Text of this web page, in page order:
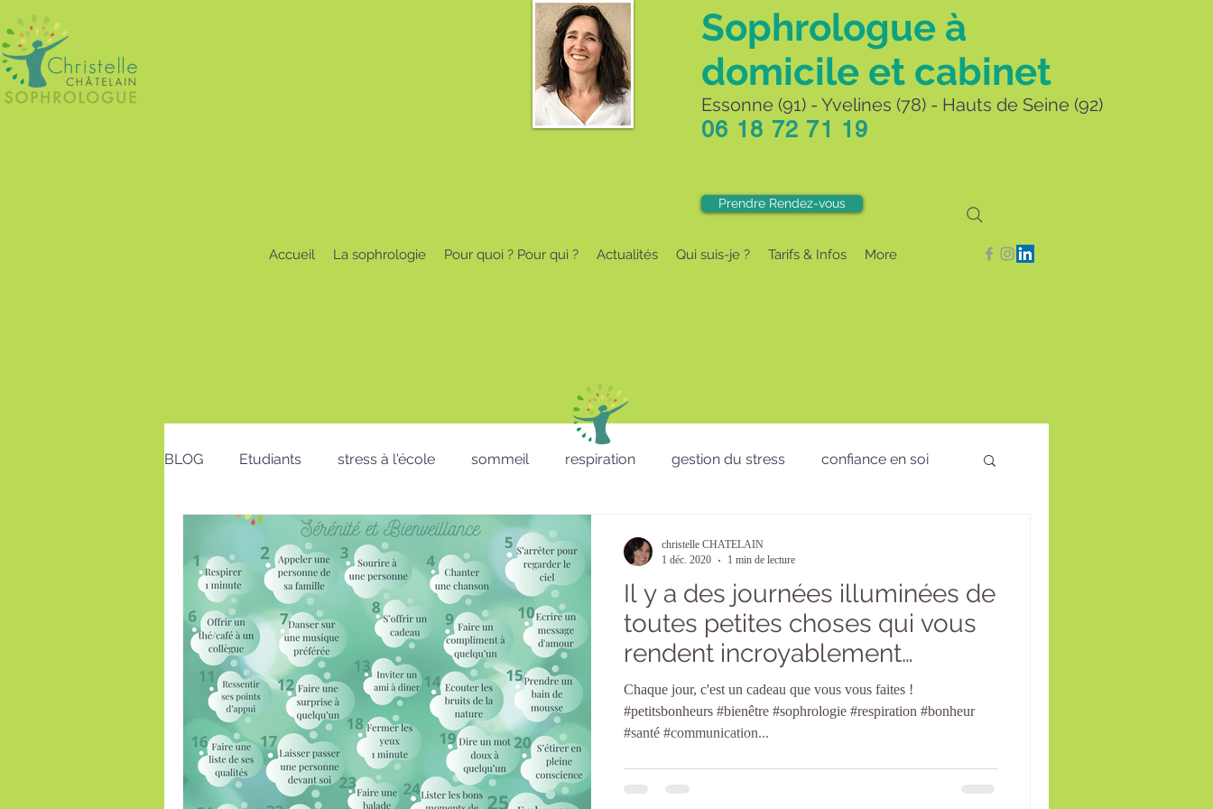
Sophrologue à
domicile et cabinet
Essonne (91) - Yvelines (78) - Hauts de Seine (92)
06 18 72 71 19
Prendre Rendez-vous
Accueil La sophrologie Pour quoi ? Pour qui ? Actualités Qui suis-je ? Tarifs & Infos More
BLOG Etudiants stress à l'école sommeil respiration gestion du stress confiance en soi
Bon cadeau RH - CSE - Formation - QVT
calendrier action positive Téléthon Enfants lâcher prise télétravail visio
postures au travail Voeux micro sieste Saint Valentin
insomnie
Il y a des journées illuminées de
toutes petites choses qui vous
rendent incroyablement
heureux !
Chaque jour, c'est un cadeau que vous vous faites !
#petitsbonheurs #bienêtre #sophrologie #respiration #bonheur
#santé #communication...
christelle CHATELAIN
1 déc. 2020
1 min de lecture